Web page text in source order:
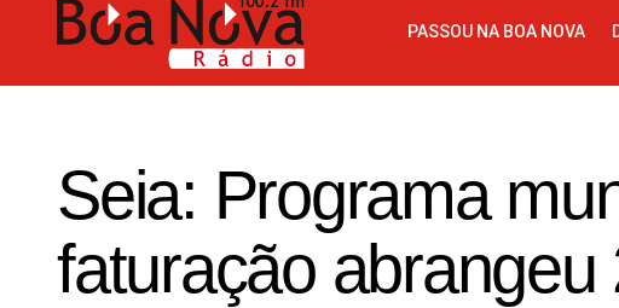
PASSOU NA BOA NOVA
Seia: Programa
faturação